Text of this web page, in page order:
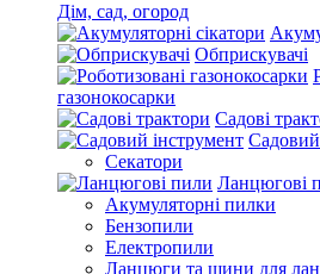
Дім, сад, огород
Обприскувачі
газонокосарки
Садові
Садовий
Секатори
Ланцюгові
Акумуляторні пилки
Бензопили
Електропили
Ланцюги та шини для